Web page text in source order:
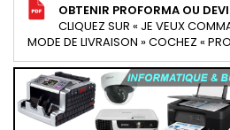
OBTENIR PROFORMA OU
CLIQUEZ SUR « JE VEUX
MODE DE LIVRAISON » COCHEZ «